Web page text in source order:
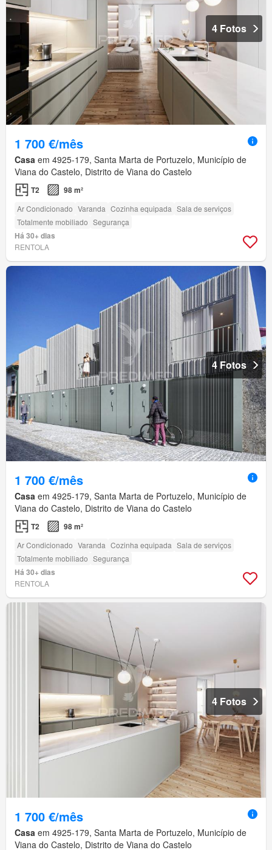
4 Fotos
1 700 €/mês
Casa em 4925-179, Santa Marta de Portuzelo, Município de
Viana do Castelo, Distrito de Viana do Castelo
T2 98 m²
Ar Condicionado Varanda Cozinha equipada Sala de serviços
Totalmente mobiliado Segurança
Há 30+ dias
RENTOLA
4 Fotos
1 700 €/mês
Casa em 4925-179, Santa Marta de Portuzelo, Município de
Viana do Castelo, Distrito de Viana do Castelo
T2 98 m²
Ar Condicionado Varanda Cozinha equipada Sala de serviços
Totalmente mobiliado Segurança
Há 30+ dias
RENTOLA
4 Fotos
1 700 €/mês
Casa em 4925-179, Santa Marta de Portuzelo, Município de
Viana do Castelo, Distrito de Viana do Castelo